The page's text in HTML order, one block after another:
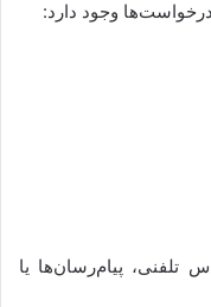
وجود دارد:
تلفنی، پیام‌رسان‌ها یا